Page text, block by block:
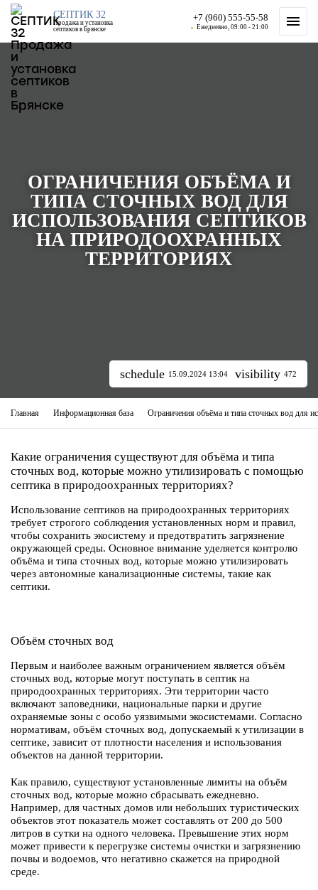
СЕПТИК 32
Продажа и установка
септиков в Брянске
+7 (960) 555-55-58
Ежедневно, 09:00 - 21:00
ОГРАНИЧЕНИЯ ОБЪЁМА И
ТИПА СТОЧНЫХ ВОД ДЛЯ
ИСПОЛЬЗОВАНИЯ СЕПТИКОВ
НА ПРИРОДООХРАННЫХ
ТЕРРИТОРИЯХ
schedule 15.09.2024 13:04 visibility 472
Главная Информационная база
Какие ограничения существуют для объёма и типа
сточных вод, которые можно утилизировать с помощью
септика в природоохранных территориях?
Использование септиков на природоохранных территориях
требует строгого соблюдения установленных норм и правил,
чтобы сохранить экосистему и предотвратить загрязнение
окружающей среды. Основное внимание уделяется контролю
объёма и типа сточных вод, которые можно утилизировать
через автономные канализационные системы, такие как
септики.
Объём сточных вод
Первым и наиболее важным ограничением является объём
сточных вод, которые могут поступать в септик на
природоохранных территориях. Эти территории часто
включают заповедники, национальные парки и другие
охраняемые зоны с особо уязвимыми экосистемами. Согласно
нормативам, объём сточных вод, допускаемый к утилизации в
септике, зависит от плотности населения и использования
объектов на данной территории.
Как правило, существуют установленные лимиты на объём
сточных вод, которые можно сбрасывать ежедневно.
Например, для частных домов или небольших туристических
объектов этот показатель может составлять от 200 до 500
литров в сутки на одного человека. Превышение этих норм
может привести к перегрузке системы очистки и загрязнению
почвы и водоемов, что негативно скажется на природной
среде.